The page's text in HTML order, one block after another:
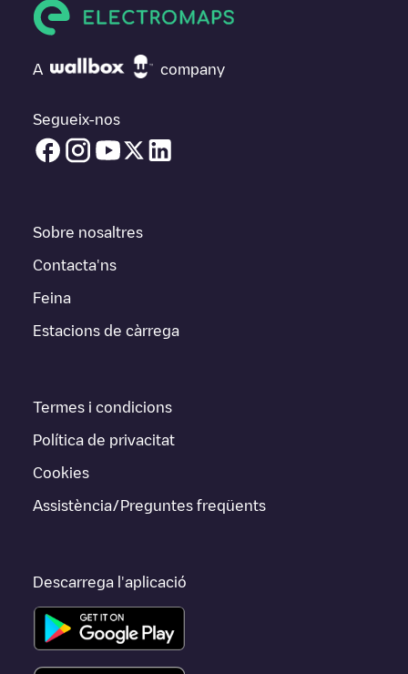
A company
Segueix-nos
Sobre nosaltres
Contacta'ns
Feina
Estacions de càrrega
Termes i condicions
Política de privacitat
Cookies
Assistència/Preguntes freqüents
Descarrega l'aplicació